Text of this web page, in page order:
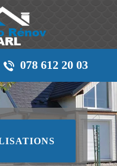
078 612 20 03